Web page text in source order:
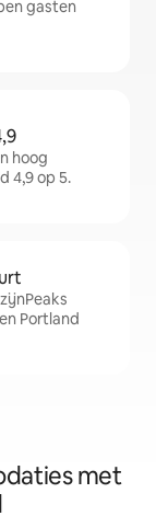
gasten
hoog
4,9 op 5.
Portland
met